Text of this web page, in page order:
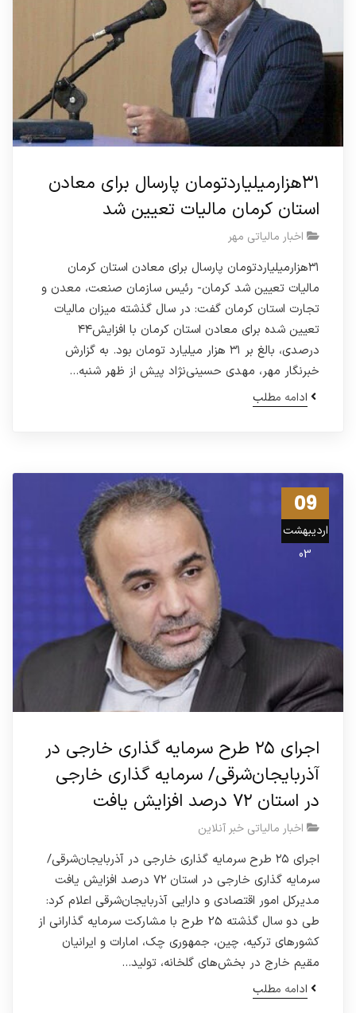
۳۱هزارمیلیاردتومان پارسال برای معادن
استان کرمان مالیات تعیین شد
اخبار مالیاتی مهر
۳۱هزارمیلیاردتومان پارسال برای معادن استان کرمان
مالیات تعیین شد کرمان- رئیس سازمان صنعت، معدن و
تجارت استان کرمان گفت: در سال گذشته میزان مالیات
تعیین شده برای معادن استان کرمان با افزایش۴۴
درصدی، بالغ بر ۳۱ هزار میلیارد تومان بود. به گزارش
خبرنگار مهر، مهدی حسینی‌نژاد پیش از ظهر شنبه…
ادامه مطلب
09
اردیبهشت
03
اجرای ۲۵ طرح سرمایه گذاری خارجی در
آذربایجان‌شرقی/ سرمایه گذاری خارجی
در استان ۷۲ درصد افزایش یافت
اخبار مالیاتی خبر آنلاین
اجرای ۲۵ طرح سرمایه گذاری خارجی در آذربایجان‌شرقی/
سرمایه گذاری خارجی در استان ۷۲ درصد افزایش یافت
مدیرکل امور اقتصادی و دارایی آذربایجان‌شرقی اعلام کرد:
طی دو سال گذشته 25 طرح با مشارکت سرمایه گذارانی از
کشورهای ترکیه، چین، جمهوری چک، امارات و ایرانیان
مقیم خارج در بخش‌های گلخانه، تولید…
ادامه مطلب